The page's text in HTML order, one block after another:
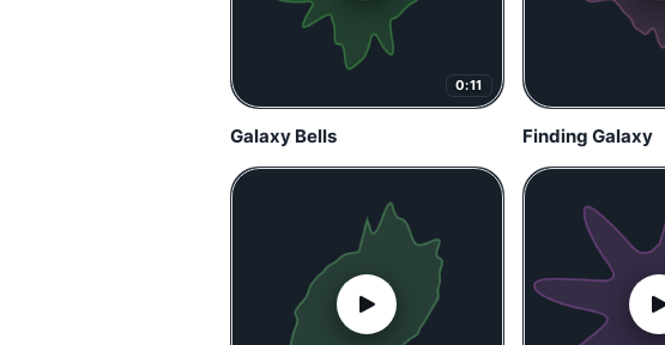
0:11
Galaxy Bells Finding Galaxy